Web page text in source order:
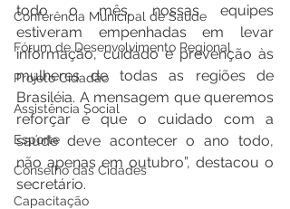
Conferência Municipal de Saúde
Fórum de Desenvolvimento Regional
Projeto Cidadão
Assistência Social
Esporte
Conselho das Cidades
Capacitação
todo o mês, nossas equipes
estiveram empenhadas em levar
informação, cuidado e prevenção às
mulheres de todas as regiões de
Brasiléia. A mensagem que queremos
reforçar é que o cuidado com a
saúde deve acontecer o ano todo,
não apenas em outubro”, destacou o
secretário.